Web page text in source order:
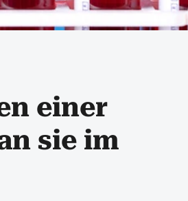
einer
sie im